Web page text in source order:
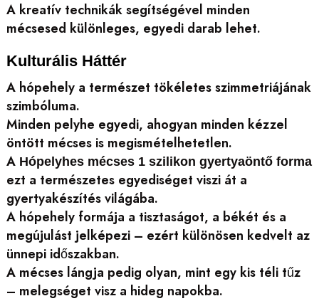
A kreatív technikák segítségével minden
mécsesed különleges, egyedi darab lehet.
Kulturális Háttér
A hópehely a természet tökéletes szimmetriájának
szimbóluma.
Minden pelyhe egyedi, ahogyan minden kézzel
öntött mécses is megismételhetetlen.
A Hópelyhes mécses 1 szilikon gyertyaöntő forma
ezt a természetes egyediséget viszi át a
gyertyakészítés világába.
A hópehely formája a tisztaságot, a békét és a
megújulást jelképezi – ezért különösen kedvelt az
ünnepi időszakban.
A mécses lángja pedig olyan, mint egy kis téli tűz
– melegséget visz a hideg napokba.